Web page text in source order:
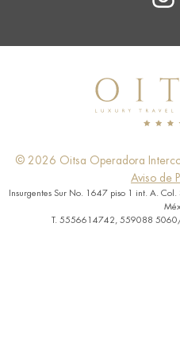
© 2026 Oitsa Operadora
Aviso de
Insurgentes Sur No. 1647 piso 1 int. A. Col.
T. 5556614742, 559088